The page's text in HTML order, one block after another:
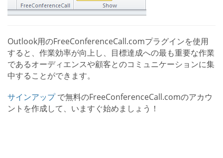
Outlook用のFreeConferenceCall.comプラグインを使用
すると、作業効率が向上し、目標達成への最も重要な作業
であるオーディエンスや顧客とのコミュニケーションに集
中することができます。
サインアップで無料のFreeConferenceCall.comのアカウ
ントを作成して、いますぐ始めましょう！